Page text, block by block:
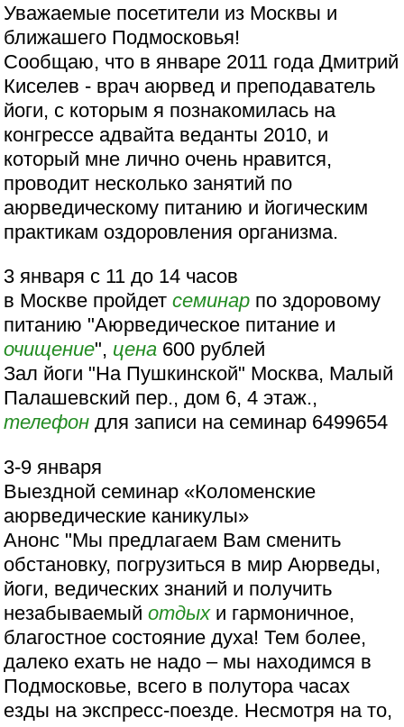
Уважаемые посетители из Москвы и
ближашего Подмосковья!
Сообщаю, что в январе 2011 года Дмитрий
Киселев - врач аюрвед и преподаватель
йоги, с которым я познакомилась на
конгрессе адвайта веданты 2010, и
который мне лично очень нравится,
проводит несколько занятий по
аюрведическому питанию и йогическим
практикам оздоровления организма.
3 января с 11 до 14 часов
в Москве пройдетсеминар по здоровому
питанию "Аюрведическое питание и
очищение", цена 600 рублей
Зал йоги "На Пушкинской" Москва, Малый
Палашевский пер., дом 6, 4 этаж.,
телефон для записи на семинар 6499654
3-9 января
Выездной семинар «Коломенские
аюрведические каникулы»
Анонс "Мы предлагаем Вам сменить
обстановку, погрузиться в мир Аюрведы,
йоги, ведических знаний и получить
незабываемыйотдыхи гармоничное,
благостное состояние духа! Тем более,
далеко ехать не надо – мы находимся в
Подмосковье, всего в полутора часах
езды на экспресс-поезде. Несмотря на то,